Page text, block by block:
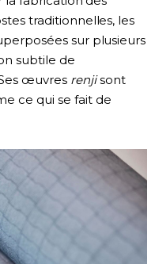
traditionnelles, les
sur plusieurs
subtile de
œuvres renjisont
ce qui se fait de